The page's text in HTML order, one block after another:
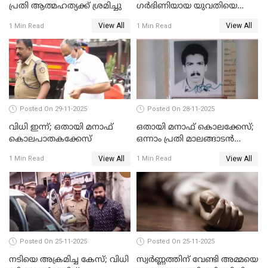
പ്രതി ആത്മഹത്യക്ക് ശ്രമിച്ചു
1 Min Read View All
ഗർഭിണിയായ യുവതിയെ
കേസ്
1 Min Read View All
Posted On 29-11-2025
വിധി ഇന്ന്; ഒതായി മനാഫ്
കൊലപാതകക്കേസ്
1 Min Read View All
Posted On 28-11-2025
ഒതായി മനാഫ് കൊലക്കേസ്;
ഒന്നാം പ്രതി മാലങ്ങാടന്‍
1 Min Read View All
Posted On 25-11-2025
നടിയെ അക്രമിച്ച കേസ്; വിധി
Posted On 25-11-2025
സ്വർണ്ണത്തിന് വേണ്ടി അമ്മയെ